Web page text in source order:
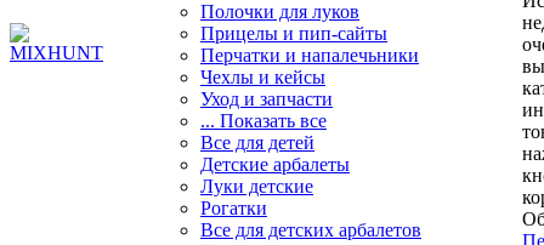
Полочки для луков
Прицелы и пип-сайты
Перчатки и напалечьники
Чехлы и кейсы
Уход и запчасти
... Показать все
Все для детей
Детские арбалеты
Луки детские
Рогатки
Все для детских арбалетов